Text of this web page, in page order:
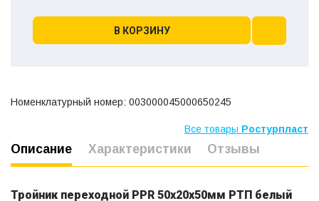
В КОРЗИНУ
Номенклатурный номер: 003000045000650245
Все товары Ростурпласт
Описание Характеристики Отзывы
Тройник переходной PPR 50х20х50мм РТП белый